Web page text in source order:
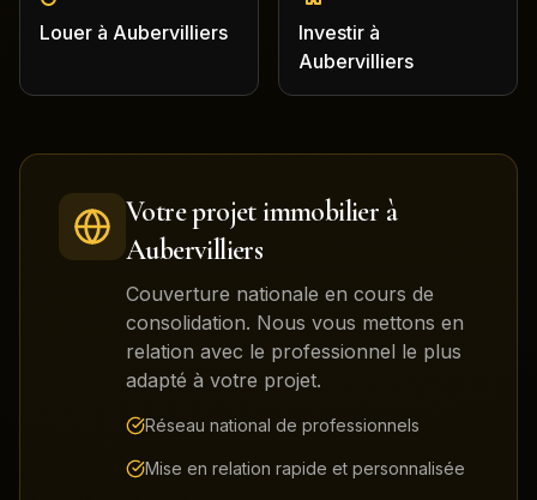
Louer à Aubervilliers Investir à
Aubervilliers
Votre projet immobilier à
Aubervilliers
Couverture nationale en cours de
consolidation. Nous vous mettons en
relation avec le professionnel le plus
adapté à votre projet.
Réseau national de professionnels
Mise en relation rapide et personnalisée